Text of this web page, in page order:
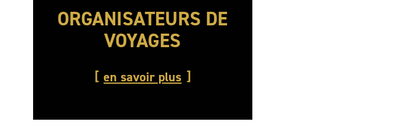
ORGANISATEURS DE
VOYAGES
en savoir plus